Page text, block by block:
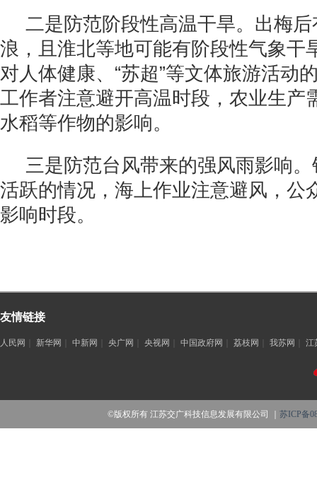
二是防范阶段性高温干旱。出梅
浪，且淮北等地可能有阶段性气象干
对人体健康、“苏超”等文体旅游活动
工作者注意避开高温时段，农业生产
水稻等作物的影响。
三是防范台风带来的强风雨影响
活跃的情况，海上作业注意避风，公
影响时段。
友情链接
人民网 新华网 中新网 央广网 央视网 中国政府网 荔枝网 我苏网 江
©版权所有 江苏交广科技信息发展有限公司 ｜苏ICP备